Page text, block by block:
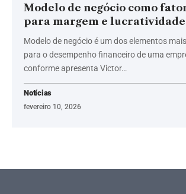
Modelo de negócio como
para margem e lucratividade
Modelo de negócio é um dos elementos
para o desempenho financeiro de uma
conforme apresenta Victor…
Notícias
fevereiro 10, 2026